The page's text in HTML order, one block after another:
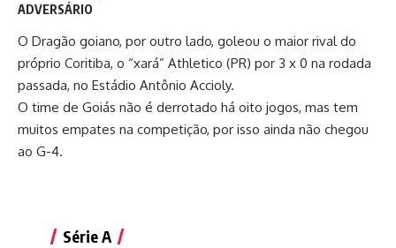
ADVERSÁRIO
O Dragão goiano, por outro lado, goleou o maior rival do
próprio Coritiba, o “xará” Athletico (PR) por 3 x 0 na rodada
passada, no Estádio Antônio Accioly.
O time de Goiás não é derrotado há oito jogos, mas tem
muitos empates na competição, por isso ainda não chegou
ao G-4.
Série A